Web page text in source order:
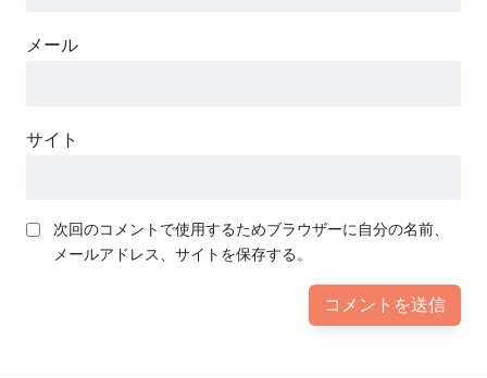
メール
サイト
次回のコメントで使用するためブラウザーに自分の名前、
メールアドレス、サイトを保存する。